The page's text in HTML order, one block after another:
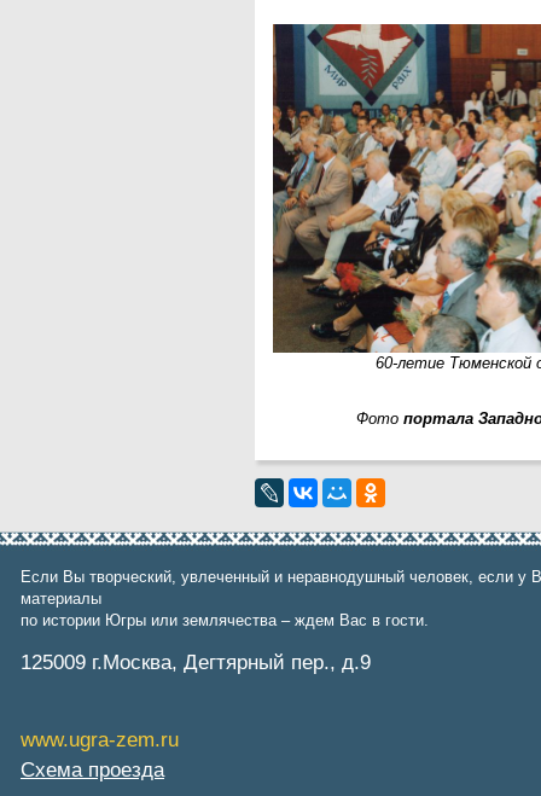
60-летие Тюменской
Фото портала
Если Вы творческий, увлеченный и неравнодушный человек, если у
материалы
по истории Югры или землячества – ждем Вас в гости.
125009 г.Москва, Дегтярный пер., д.9
www.ugra-zem.ru
Схема проезда